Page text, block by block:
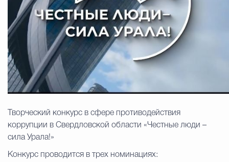
Городская среда Социальная
Экономика Муниципальные
Счётная палата Городского
Творческий конкурс в сфере противодействия
коррупции в Свердловской области «Честные люди –
сила Урала!»
Конкурс проводится в трех номинациях: